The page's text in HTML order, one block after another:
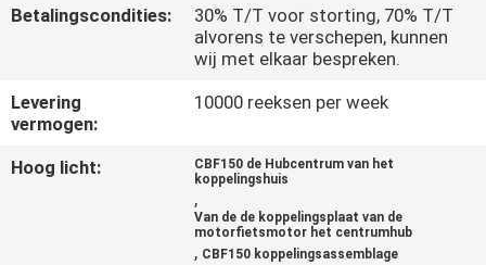
SITEMAP
PRIVACYBELEID
Betalingscondities:
30% T/T voor storting, 70% T/T
alvorens te verschepen, kunnen
wij met elkaar bespreken.
Levering
vermogen:
10000 reeksen per week
Hoog licht:
CBF150 de Hubcentrum van het
koppelingshuis
,
Van de de koppelingsplaat van de
motorfietsmotor het centrumhub
, CBF150 koppelingsassemblage